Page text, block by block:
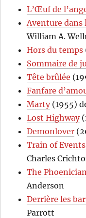
L’Œuf de
Aventure dans
William A.
Hors du temps
Sommaire de
Tête brûlée
Fanfare
Marty(1955)
Lost Highway
Demonlover
Train of Events
Charles
The
Anderson
Derrière les
Parrott